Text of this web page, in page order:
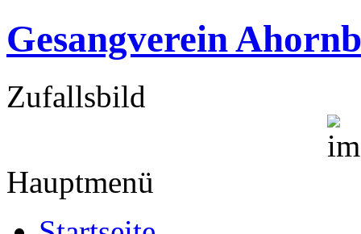
Gesangverein
Zufallsbild
Hauptmenü